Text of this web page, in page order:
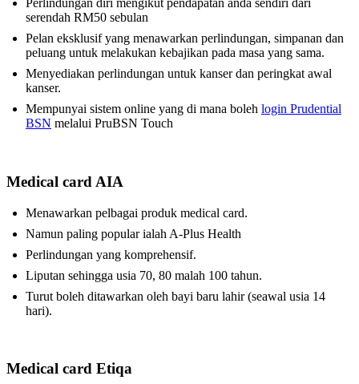
Perlindungan diri mengikut pendapatan anda sendiri dari
serendah RM50 sebulan
Pelan eksklusif yang menawarkan perlindungan, simpanan dan
peluang untuk melakukan kebajikan pada masa yang sama.
Menyediakan perlindungan untuk kanser dan peringkat awal
kanser.
Mempunyai sistem online yang di mana boleh login Prudential
BSN melalui PruBSN Touch
Medical card AIA
Menawarkan pelbagai produk medical card.
Namun paling popular ialah A-Plus Health
Perlindungan yang komprehensif.
Liputan sehingga usia 70, 80 malah 100 tahun.
Turut boleh ditawarkan oleh bayi baru lahir (seawal usia 14
hari).
Medical card Etiqa